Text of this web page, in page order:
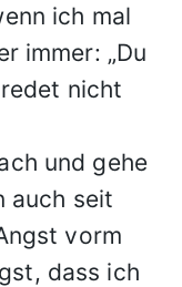
ich mal
immer: „Du
nicht
und gehe
auch seit
vorm
dass ich